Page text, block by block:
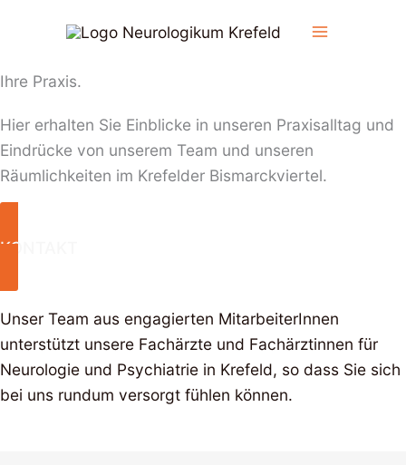
Ihre Praxis.
Hier erhalten Sie Einblicke in unseren Praxisalltag und
Eindrücke von unserem Team und unseren
Räumlichkeiten im Krefelder Bismarckviertel.
KONTAKT
Unser Team aus engagierten MitarbeiterInnen
unterstützt unsere Fachärzte und Fachärztinnen für
Neurologie und Psychiatrie in Krefeld, so dass Sie sich
bei uns rundum versorgt fühlen können.